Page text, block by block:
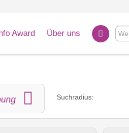
Award Über uns
Suchradius: